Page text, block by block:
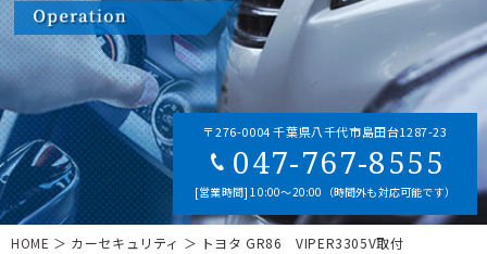
〒276-0004 千葉県八千代市島田台1287-23
047-767-8555
[営業時間] 10:00～20:00（時間外も対応可能です）
HOME ＞ カーセキュリティ ＞ トヨタ GR86 VIPER3305V取付